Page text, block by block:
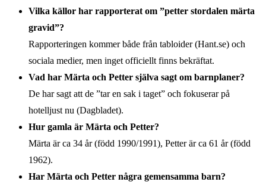
Vilka källor har rapporterat om ”petter stordalen märta
gravid”?
Rapporteringen kommer både från tabloider (Hant.se) och
sociala medier, men inget officiellt finns bekräftat.
Vad har Märta och Petter själva sagt om barnplaner?
De har sagt att de ”tar en sak i taget” och fokuserar på
hotelljust nu (Dagbladet).
Hur gamla är Märta och Petter?
Märta är ca 34 år (född 1990/1991), Petter är ca 61 år (född
1962).
Har Märta och Petter några gemensamma barn?